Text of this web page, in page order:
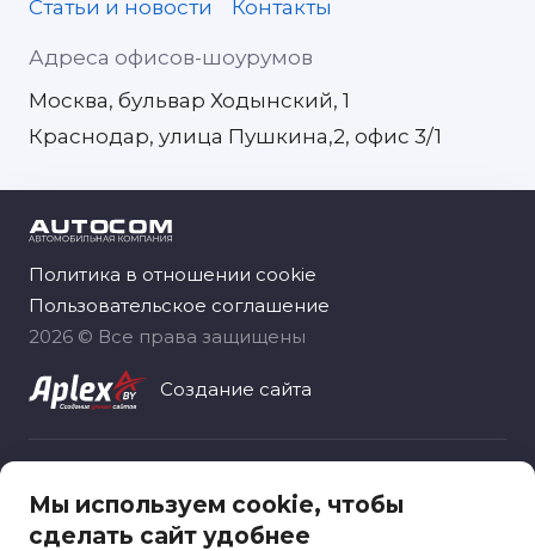
Адреса офисов-шоурумов
Москва, бульвар Ходынский, 1
Краснодар, улица Пушкина,2, офис 3/1
Статьи и новости
Контакты
Политика в отношении cookie
Пользовательское соглашение
2026 © Все права защищены
Создание сайта
«Автоком рус», зарегистрировано 06.11.2020
Москва, вн.тер.г. муниципальный округ
Мы используем cookie, чтобы
сделать сайт удобнее